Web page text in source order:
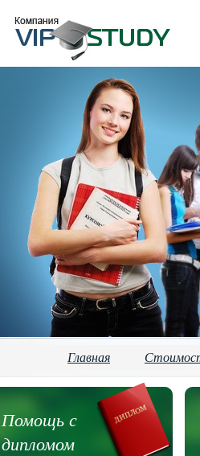
Главная
Помощь с
дипломом